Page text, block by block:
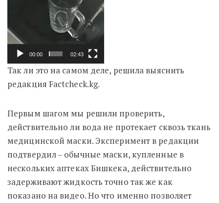
00:00 02:43
Так ли это на самом деле, решила выяснить
редакция Factcheck.kg.
Первым шагом мы решили проверить,
действительно ли вода не протекает сквозь ткань
медицинской маски. Эксперимент в редакции
подтвердил – обычные маски, купленные в
нескольких аптеках Бишкека, действительно
задерживают жидкость точно так же как
показано на видео. Но что именно позволяет